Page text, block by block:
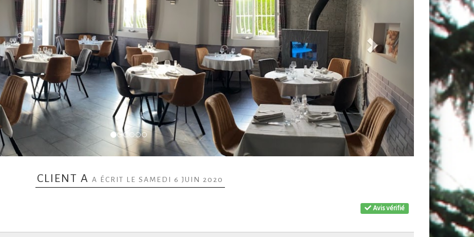
CLIENT A A ÉCRIT LE SAMEDI 6 JUIN 2020
Avis vérifié